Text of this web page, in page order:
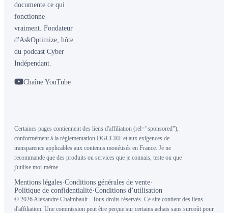
documente ce qui
fonctionne
vraiment. Fondateur
d'AskOptimize, hôte
du podcast Cyber
Indépendant.
Chaîne YouTube
Certaines pages contiennent des liens d'affiliation (rel="sponsored"),
conformément à la réglementation DGCCRF et aux exigences de
transparence applicables aux contenus monétisés en France. Je ne
recommande que des produits ou services que je connais, teste ou que
j'utilise moi-même.
Mentions légales·Conditions générales de vente·
Politique de confidentialité·Conditions d’utilisation
© 2026 Alexandre Chaimbault · Tous droits réservés. Ce site contient des liens
d'affiliation. Une commission peut être perçue sur certains achats sans surcoût pour